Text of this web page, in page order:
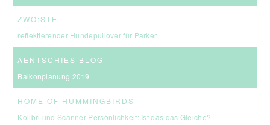
ZWO:STE
reflektierender Hundepullover für Parker
AENTSCHIES BLOG
Balkonplanung 2019
HOME OF HUMMINGBIRDS
Kolibri und Scanner-Persönlichkeit: Ist das das Gleiche?